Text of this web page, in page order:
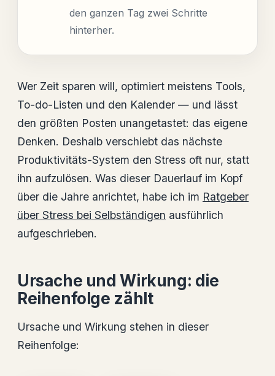
den ganzen Tag zwei Schritte
hinterher.
Wer Zeit sparen will, optimiert meistens Tools,
To-do-Listen und den Kalender — und lässt
den größten Posten unangetastet: das eigene
Denken. Deshalb verschiebt das nächste
Produktivitäts-System den Stress oft nur, statt
ihn aufzulösen. Was dieser Dauerlauf im Kopf
über die Jahre anrichtet, habe ich im Ratgeber
über Stress bei Selbständigen ausführlich
aufgeschrieben.
Ursache und Wirkung: die
Reihenfolge zählt
Ursache und Wirkung stehen in dieser
Reihenfolge: